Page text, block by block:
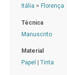
Itália > Florença
Técnica
Manuscrito
Material
Papel
Tinta